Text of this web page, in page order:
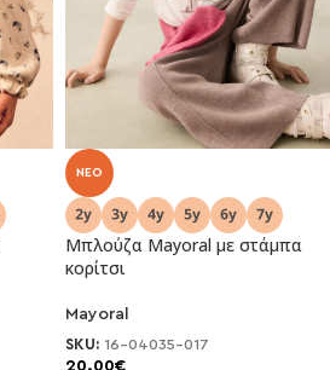
NEO
Μπλούζα Mayoral με στάμπα
κορίτσι
Mayoral
SKU: 16-04035-017
20.00€